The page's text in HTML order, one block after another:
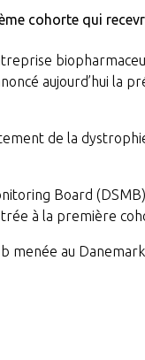
cohorte qui
aujourd’hui la
de la
Board
à la première
au